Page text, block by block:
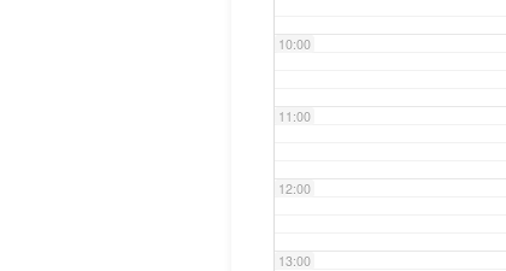
10:00
11:00
12:00
13:00